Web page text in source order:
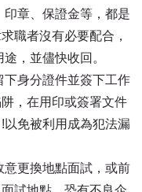
章、保證金等，都是
職者沒有必要配合，
，並儘快收回。
身分證件並簽下工作
，在用印或簽署文件
免被利用成為犯法漏
更換地點面試，或前